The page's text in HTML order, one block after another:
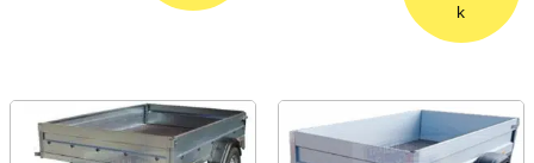
k